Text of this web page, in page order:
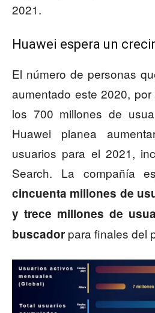
2021.
Huawei espera un
El número de personas
aumentado este 2020,
los 700 millones de
Huawei planea
usuarios para el 2021,
Search. La compañía
cincuenta millones de
y trece millones de
buscador para finales del